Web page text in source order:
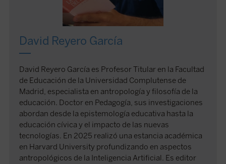
David Reyero García
David Reyero García es Profesor Titular en la Facultad
de Educación de la Universidad Complutense de
Madrid, especialista en antropología y filosofía de la
educación. Doctor en Pedagogía, sus investigaciones
abordan desde la epistemología educativa hasta la
educación cívica y el impacto de las nuevas
tecnologías. En 2025 realizó una estancia académica
en Harvard University profundizando en aspectos
antropológicos de la Inteligencia Artificial. Es editor